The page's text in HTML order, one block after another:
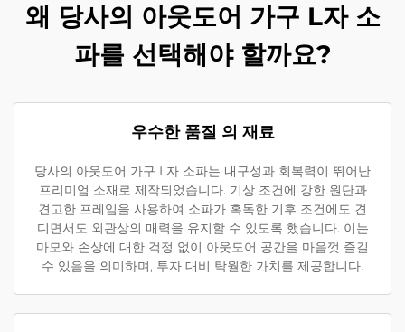
왜 당사의 아웃도어 가구 L자 소
파를 선택해야 할까요?
우수한 품질 의 재료
당사의 아웃도어 가구 L자 소파는 내구성과 회복력이 뛰어난
프리미엄 소재로 제작되었습니다. 기상 조건에 강한 원단과
견고한 프레임을 사용하여 소파가 혹독한 기후 조건에도 견
디면서도 외관상의 매력을 유지할 수 있도록 했습니다. 이는
마모와 손상에 대한 걱정 없이 아웃도어 공간을 마음껏 즐길
수 있음을 의미하며, 투자 대비 탁월한 가치를 제공합니다.